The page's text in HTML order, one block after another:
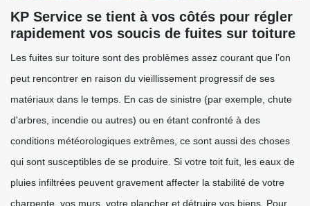
KP Service se tient à vos côtés pour régler
rapidement vos soucis de fuites sur toiture
Les fuites sur toiture sont des problèmes assez courant que l’on
peut rencontrer en raison du vieillissement progressif de ses
matériaux dans le temps. En cas de sinistre (par exemple, chute
d'arbres, incendie ou autres) ou en étant confronté à des
conditions météorologiques extrêmes, ce sont aussi des choses
qui sont susceptibles de se produire. Si votre toit fuit, les eaux de
pluies infiltrées peuvent gravement affecter la stabilité de votre
charpente, vos murs, votre plancher et détruire vos biens. Pour